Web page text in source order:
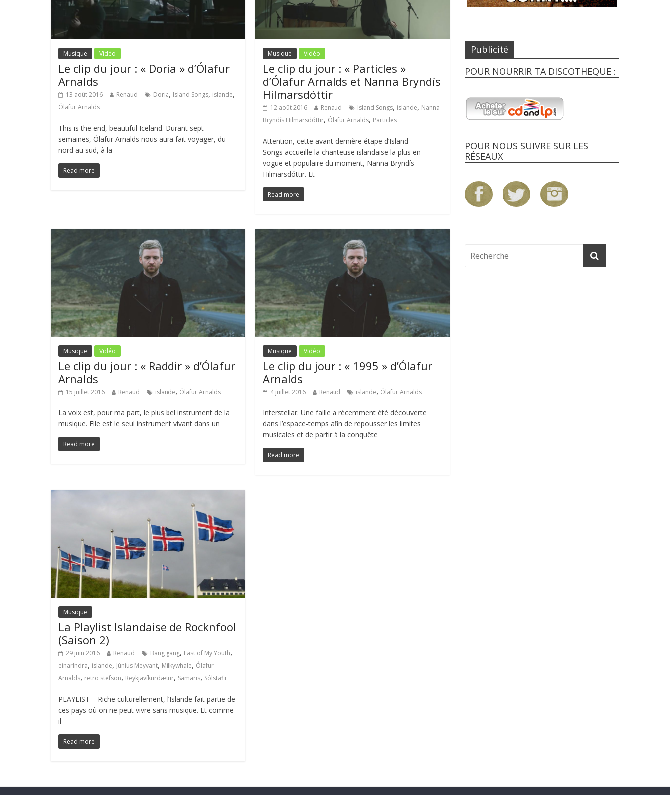
Musique Vidéo
Le clip du jour : « Doria » d’Ólafur
Arnalds
13 août 2016 Renaud Doria, Island Songs, islande,
Ólafur Arnalds
This is the end, beautiful Iceland. Durant sept
semaines, Ólafur Arnalds nous aura fait voyager, du
nord au sud, à la
Read more
Musique Vidéo
Le clip du jour : « Particles »
d’Ólafur Arnalds et Nanna Bryndís
Hilmarsdóttir
12 août 2016 Renaud Island Songs, islande, Nanna
Bryndís Hilmarsdóttir, Ólafur Arnalds, Particles
Attention, cette avant-dernière étape d’Island
Songs accueille la chanteuse islandaise la plus en
vogue et populaire du moment, Nanna Bryndís
Hilmarsdóttir. Et
Read more
Musique Vidéo
Le clip du jour : « Raddir » d’Ólafur
Arnalds
15 juillet 2016 Renaud islande, Ólafur Arnalds
La voix est, pour ma part, le plus bel instrument de la
musique. Elle est le seul instrument vivant dans un
Read more
Musique Vidéo
Le clip du jour : « 1995 » d’Ólafur
Arnalds
4 juillet 2016 Renaud islande, Ólafur Arnalds
Interstellar. Une faille a récemment été découverte
dans l’espace-temps afin de repousser les limites
musicales et de partir à la conquête
Read more
Musique
La Playlist Islandaise de Rocknfool
(Saison 2)
29 juin 2016 Renaud Bang gang, East of My Youth,
einarIndra, islande, Júníus Meyvant, Milkywhale, Ólafur
Arnalds, retro stefson, Reykjavíkurdætur, Samaris, Sólstafir
PLAYLIST – Riche culturellement, l’Islande fait partie de
ces pays où on ne peut vivre sans musique. Et comme
il
Read more
Publicité
POUR NOURRIR TA DISCOTHEQUE :
POUR NOUS SUIVRE SUR LES
RÉSEAUX